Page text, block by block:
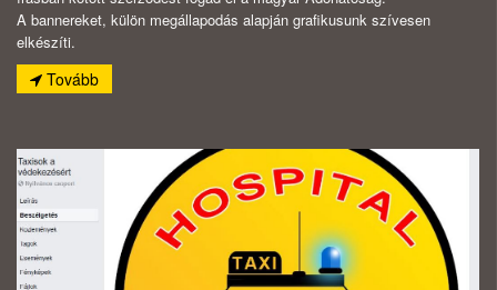
A bannereket, külön megállapodás alapján grafikusunk szívesen
elkészíti.
Tovább